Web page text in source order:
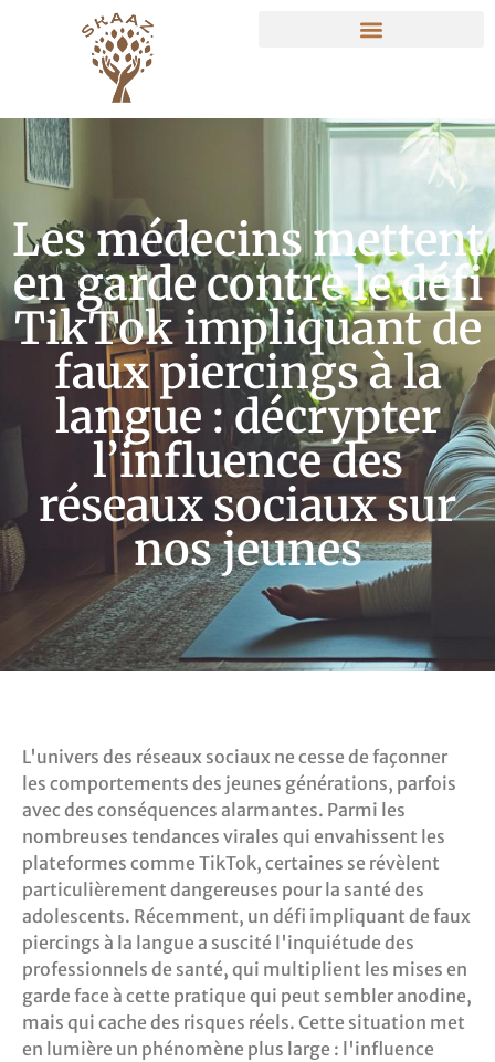
Les médecins mettent
en garde contre le défi
TikTok impliquant de
faux piercings à la
langue : décrypter
l’influence des
réseaux sociaux sur
nos jeunes
L'univers des réseaux sociaux ne cesse de façonner
les comportements des jeunes générations, parfois
avec des conséquences alarmantes. Parmi les
nombreuses tendances virales qui envahissent les
plateformes comme TikTok, certaines se révèlent
particulièrement dangereuses pour la santé des
adolescents. Récemment, un défi impliquant de faux
piercings à la langue a suscité l'inquiétude des
professionnels de santé, qui multiplient les mises en
garde face à cette pratique qui peut sembler anodine,
mais qui cache des risques réels. Cette situation met
en lumière un phénomène plus large : l'influence